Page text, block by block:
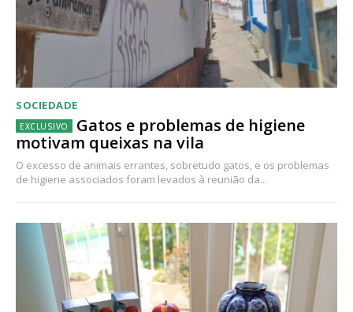
SOCIEDADE
Gatos e problemas de higiene
motivam queixas na vila
O excesso de animais errantes, sobretudo gatos, e os problemas
de higiene associados foram levados à reunião da...